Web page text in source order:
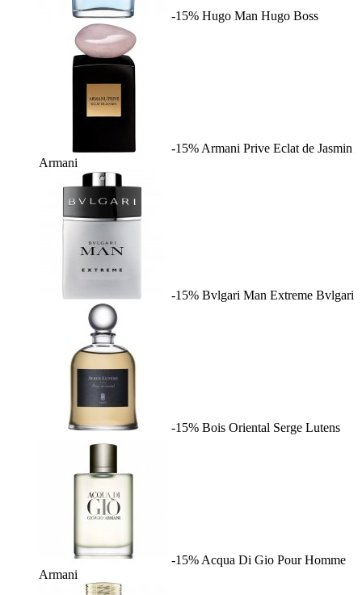
-15% Hugo Man Hugo Boss
-15% Armani Prive Eclat de Jasmin
Armani
-15% Bvlgari Man Extreme Bvlgari
-15% Bois Oriental Serge Lutens
-15% Acqua Di Gio Pour Homme
Armani